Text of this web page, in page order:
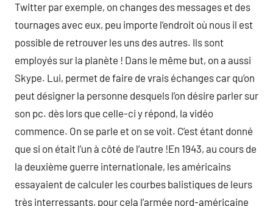
Twitter par exemple, on changes des messages et des
tournages avec eux, peu importe l’endroit où nous il est
possible de retrouver les uns des autres. Ils sont
employés sur la planète ! Dans le même but, on a aussi
Skype. Lui, permet de faire de vrais échanges car qu’on
peut désigner la personne desquels l’on désire parler sur
son pc. dès lors que celle-ci y répond, la vidéo
commence. On se parle et on se voit. C’est étant donné
que si on était l’un à côté de l’autre !En 1943, au cours de
la deuxième guerre internationale, les américains
essayaient de calculer les courbes balistiques de leurs
très interressants, pour cela l’armée nord-américaine